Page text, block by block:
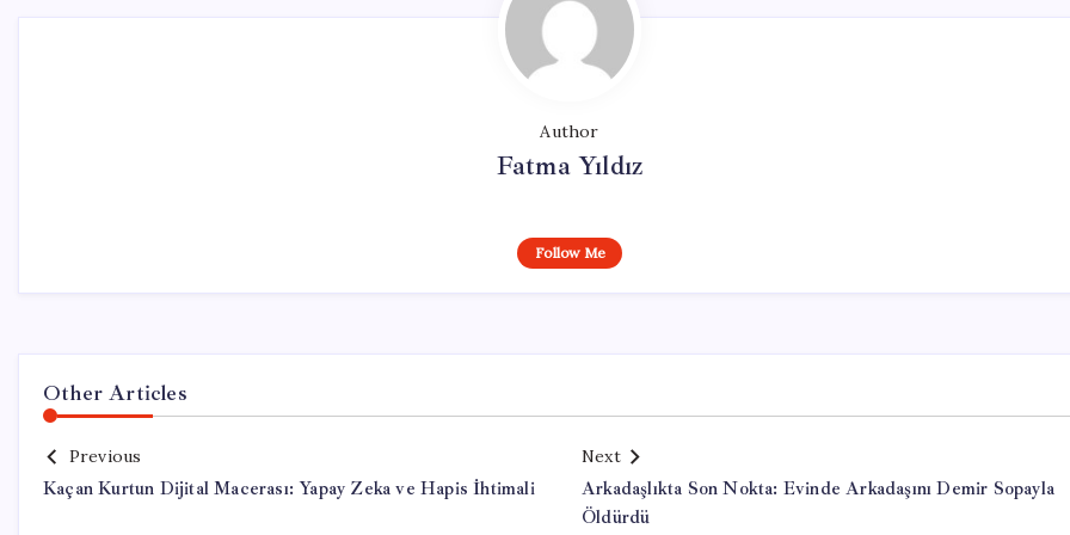
Author
Fatma Yıldız
Follow Me
Other Articles
Previous
Kaçan Kurtun Dijital Macerası: Yapay Zeka ve Hapis İhtimali
Next
Arkadaşlıkta Son Nokta: Evinde Arkadaşını Demir Sopayla
Öldürdü